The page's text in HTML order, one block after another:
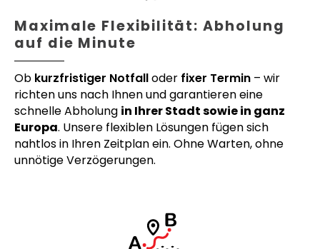
Maximale Flexibilität: Abholung
auf die Minute
Ob kurzfristiger Notfalloder fixer Termin – wir
richten uns nach Ihnen und garantieren eine
schnelle Abholung in Ihrer Stadt sowie in ganz
Europa. Unsere flexiblen Lösungen fügen sich
nahtlos in Ihren Zeitplan ein. Ohne Warten, ohne
unnötige Verzögerungen.